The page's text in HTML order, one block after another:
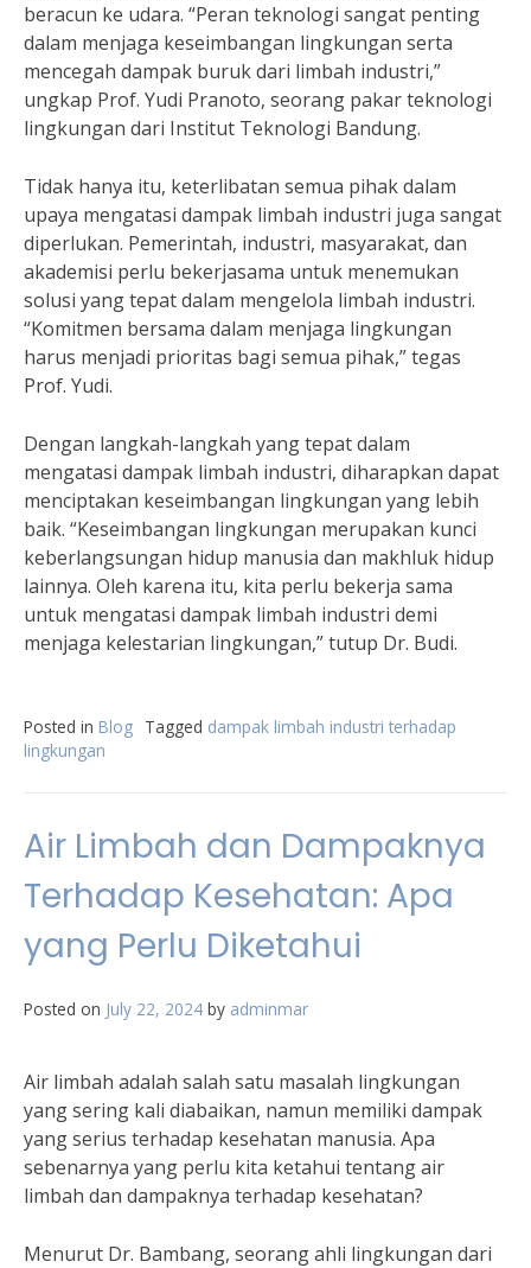
beracun ke udara. “Peran teknologi sangat penting
dalam menjaga keseimbangan lingkungan serta
mencegah dampak buruk dari limbah industri,”
ungkap Prof. Yudi Pranoto, seorang pakar teknologi
lingkungan dari Institut Teknologi Bandung.
Tidak hanya itu, keterlibatan semua pihak dalam
upaya mengatasi dampak limbah industri juga sangat
diperlukan. Pemerintah, industri, masyarakat, dan
akademisi perlu bekerjasama untuk menemukan
solusi yang tepat dalam mengelola limbah industri.
“Komitmen bersama dalam menjaga lingkungan
harus menjadi prioritas bagi semua pihak,” tegas
Prof. Yudi.
Dengan langkah-langkah yang tepat dalam
mengatasi dampak limbah industri, diharapkan dapat
menciptakan keseimbangan lingkungan yang lebih
baik. “Keseimbangan lingkungan merupakan kunci
keberlangsungan hidup manusia dan makhluk hidup
lainnya. Oleh karena itu, kita perlu bekerja sama
untuk mengatasi dampak limbah industri demi
menjaga kelestarian lingkungan,” tutup Dr. Budi.
Posted in Blog Tagged dampak limbah industri terhadap
lingkungan
Air Limbah dan Dampaknya
Terhadap Kesehatan: Apa
yang Perlu Diketahui
Posted on July 22, 2024 by adminmar
Air limbah adalah salah satu masalah lingkungan
yang sering kali diabaikan, namun memiliki dampak
yang serius terhadap kesehatan manusia. Apa
sebenarnya yang perlu kita ketahui tentang air
limbah dan dampaknya terhadap kesehatan?
Menurut Dr. Bambang, seorang ahli lingkungan dari